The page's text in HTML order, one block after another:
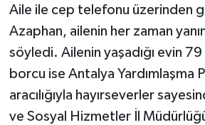
Aile ile cep telefonu üzerinden
Azaphan, ailenin her zaman
söyledi. Ailenin yaşadığı evin 79
borcu ise Antalya Yardımlaşma
aracılığıyla hayırseverler
ve Sosyal Hizmetler İl